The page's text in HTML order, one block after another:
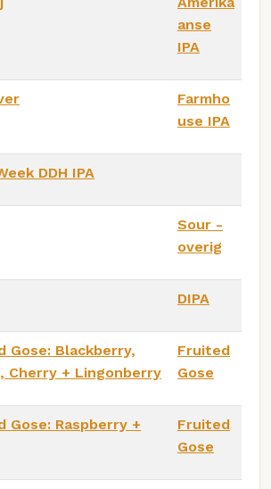
anse
IPA
Farmho
use IPA
DDH IPA
Sour -
overig
DIPA
Gose: Blackberry,
Cherry + Lingonberry
Fruited
Gose
Gose: Raspberry +
Fruited
Gose